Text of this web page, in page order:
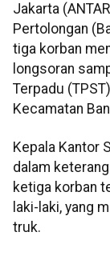
Jakarta
Pertolongan
tiga korban
longsoran
Terpadu
Kecamatan
Kepala Kantor
dalam
ketiga korban
laki-laki, yang
truk.